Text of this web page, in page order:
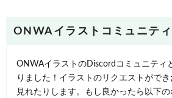
ONWAイラストコミュニティ
ONWAイラストのDiscordコミュニティ
りました！イラストのリクエストがで
見れたりします。もし良かったら以下